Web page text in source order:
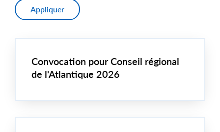
Convocation pour Conseil régional
de l'Atlantique 2026